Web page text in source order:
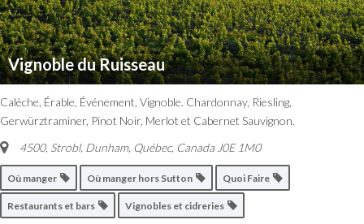
Vignoble du Ruisseau
Calèche, Érable, Événement, Vignoble. Chardonnay, Riesling,
Gerwürztraminer, Pinot Noir, Merlot et Cabernet Sauvignon.
4500, Strobl, Dunham, Québec, Canada J0E 1M0
Où manger Où manger hors Sutton Quoi Faire
Restaurants et bars Vignobles et cidreries